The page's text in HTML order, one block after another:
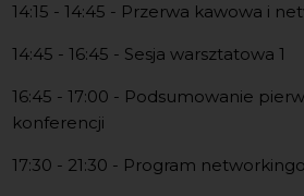
14:15 - 14:45 - Przerwa kawowa i
14:45 - 16:45 - Sesja warsztatowa 1
16:45 - 17:00 - Podsumowanie
konferencji
17:30 - 21:30 - Program